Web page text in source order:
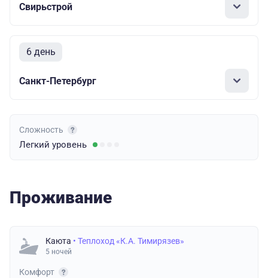
Свирьстрой
6 день
Санкт-Петербург
Сложность
Легкий уровень
Проживание
Каюта • Теплоход «К.А. Тимирязев»
5 ночей
Комфорт